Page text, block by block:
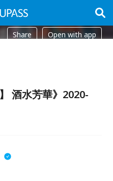
Share Open with app
酒水芳華》2020-